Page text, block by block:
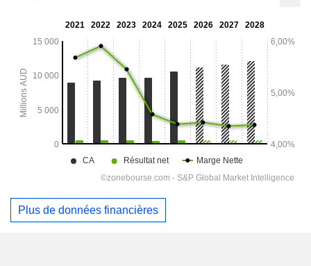
Plus de données financières